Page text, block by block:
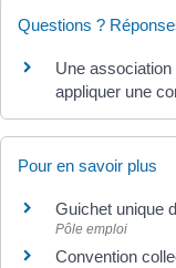
Questions ?
Une
appliquer une
Pour en savoir plus
Guichet unique
Pôle emploi
Convention